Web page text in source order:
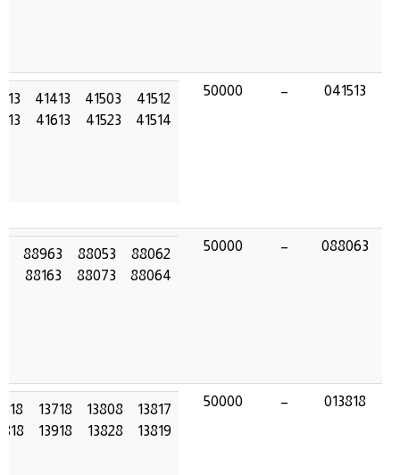
041513
–
50000
41512
41514
41503
41523
41413
41613
088063
–
50000
88062
88064
88053
88073
88963
88163
013818
–
50000
13817
13819
13808
13828
13718
13918